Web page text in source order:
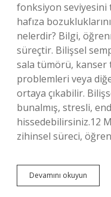
fonksiyon seviyesini
hafıza
nelerdir? Bilgi,
süreçtir. Bilişsel
sala tümörü, kanser
problemleri veya
ortaya çıkabilir.
bunalmış, stresli,
hissedebilirsiniz.12
zihinsel süreci,
Devamını okuyun
Bilişsel